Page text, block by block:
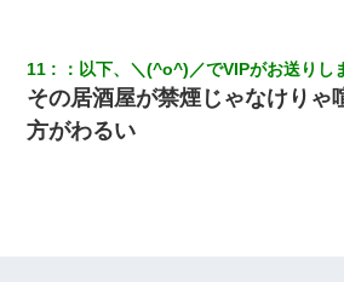
小学生の息子が急に様子がおかしくなっ
『わかんない！』って怒鳴り付けてくる
「話してみるよ」→ 後日・・・
11 ： 以下、＼(^o^)／でVIPがお送りし
その居酒屋が禁煙じゃなけりゃ
方がわるい